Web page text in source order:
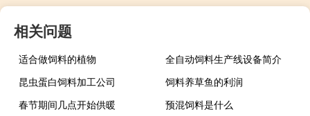
相关问题
适合做饲料的植物
全自动饲料生产线设备简介
昆虫蛋白饲料加工公司
饲料养草鱼的利润
春节期间几点开始供暖
预混饲料是什么